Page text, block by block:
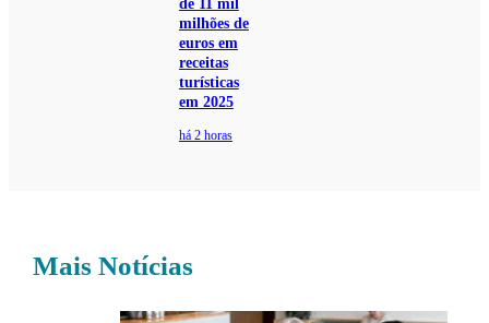
de 11 mil
milhões de
euros em
receitas
turísticas
em 2025
há 2 horas
Mais Notícias